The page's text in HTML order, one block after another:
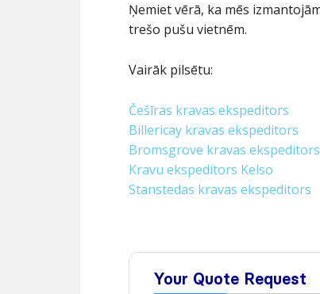
Ņemiet vērā, ka mēs
trešo pušu vietnēm.
Vairāk pilsētu:
Češīras kravas ekspeditors
Billericay kravas ekspeditors
Bromsgrove kravas ekspeditors
Kravu ekspeditors Kelso
Stanstedas kravas ekspeditors